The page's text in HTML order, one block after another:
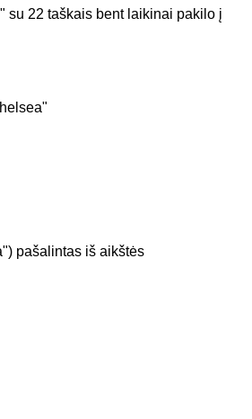
su 22 taškais bent laikinai pakilo į
pašalintas iš aikštės